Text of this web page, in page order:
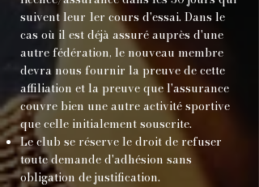
suivent leur 1er cours d'essai. Dans le
cas où il est déjà assuré auprès d'une
autre fédération, le nouveau membre
devra nous fournir la preuve de cette
affiliation et la preuve que l'assurance
couvre bien une autre activité sportive
que celle initialement souscrite.
Le club se réserve le droit de refuser
toute demande d'adhésion sans
obligation de justification.